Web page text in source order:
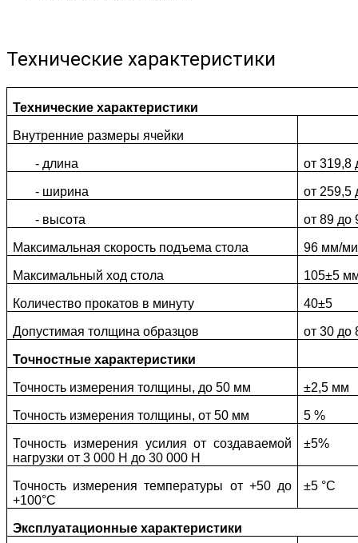
Технические характеристики
Технические характеристики
Внутренние размеры ячейки
- длина от 319,8
- ширина от 259,5
- высота от 89 до
Максимальная скорость подъема стола 96 мм/
Максимальный ход стола 105±5
Количество прокатов в минуту 40±5
Допустимая толщина образцов от 30 до
Точностные характеристики
Точность измерения толщины, до 50 мм ±2,5 мм
Точность измерения толщины, от 50 мм 5 %
Точность измерения усилия от создаваемой
нагрузки от 3 000 Н до 30 000 Н
±5%
Точность измерения температуры от +50 до
+100°С
±5 °С
Эксплуатационные характеристики